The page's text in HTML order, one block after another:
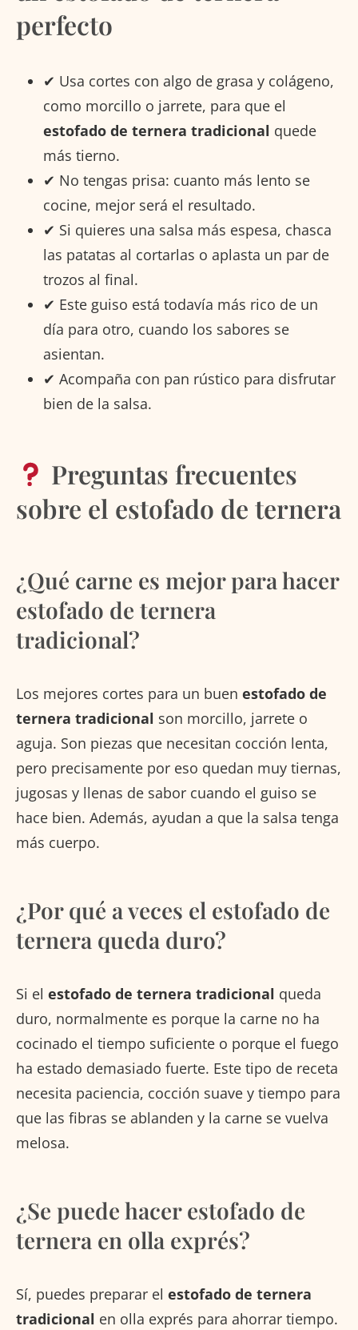
perfecto
✔ Usa cortes con algo de grasa y colágeno,
como morcillo o jarrete, para que el
estofado de ternera tradicional quede
más tierno.
✔ No tengas prisa: cuanto más lento se
cocine, mejor será el resultado.
✔ Si quieres una salsa más espesa, chasca
las patatas al cortarlas o aplasta un par de
trozos al final.
✔ Este guiso está todavía más rico de un
día para otro, cuando los sabores se
asientan.
✔ Acompaña con pan rústico para disfrutar
bien de la salsa.
Preguntas frecuentes
sobre el estofado de ternera
¿Qué carne es mejor para hacer
estofado de ternera
tradicional?
Los mejores cortes para un buen estofado de
ternera tradicional son morcillo, jarrete o
aguja. Son piezas que necesitan cocción lenta,
pero precisamente por eso quedan muy tiernas,
jugosas y llenas de sabor cuando el guiso se
hace bien. Además, ayudan a que la salsa tenga
más cuerpo.
¿Por qué a veces el estofado de
ternera queda duro?
Si el estofado de ternera tradicional queda
duro, normalmente es porque la carne no ha
cocinado el tiempo suficiente o porque el fuego
ha estado demasiado fuerte. Este tipo de receta
necesita paciencia, cocción suave y tiempo para
que las fibras se ablanden y la carne se vuelva
melosa.
¿Se puede hacer estofado de
ternera en olla exprés?
Sí, puedes preparar el estofado de ternera
tradicional en olla exprés para ahorrar tiempo.